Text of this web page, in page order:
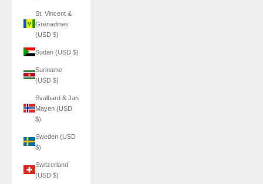
St. Vincent &
Grenadines
(USD $)
Sudan (USD $)
Suriname
(USD $)
Svalbard & Jan
Mayen (USD
$)
Sweden (USD
$)
Switzerland
(USD $)